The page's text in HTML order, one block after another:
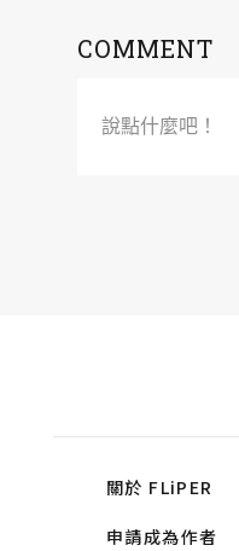
COMMENT
說點什麼吧！
關於 FLiPER
申請成為作者